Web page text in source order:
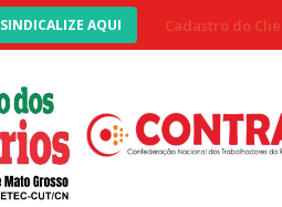
SINDICALIZE AQUI Cadastro do